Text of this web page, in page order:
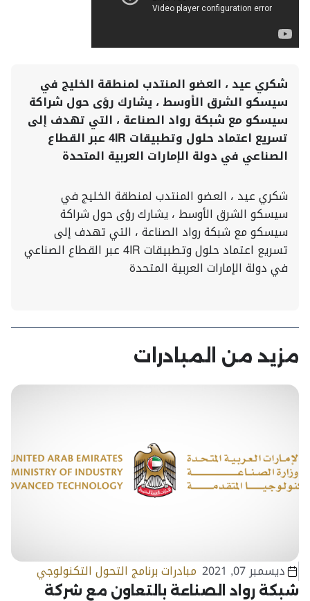
شكري عيد ، العضو المنتدب لمنطقة الخليج في
سيسكو الشرق الأوسط ، يشارك رؤى حول شراكة
سيسكو مع شبكة رواد الصناعة ، التي تهدف إلى
تسريع اعتماد حلول وتطبيقات 4IR عبر القطاع
الصناعي في دولة الإمارات العربية المتحدة
شكري عيد ، العضو المنتدب لمنطقة الخليج في
سيسكو الشرق الأوسط ، يشارك رؤى حول شراكة
سيسكو مع شبكة رواد الصناعة ، التي تهدف إلى
تسريع اعتماد حلول وتطبيقات 4IR عبر القطاع الصناعي
في دولة الإمارات العربية المتحدة
مزيد من المبادرات
ديسمبر 07, 2021 مبادرات برنامج التحول التكنولوجي
شبكة رواد الصناعة بالتعاون مع شركة